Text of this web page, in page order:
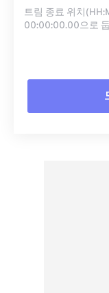
트림 종료 위치
00:00:00.00으로